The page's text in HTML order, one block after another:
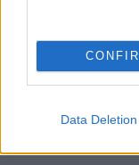
Data Deletion
https://
Come ti hanno già
visitare, in quella
trovi anche